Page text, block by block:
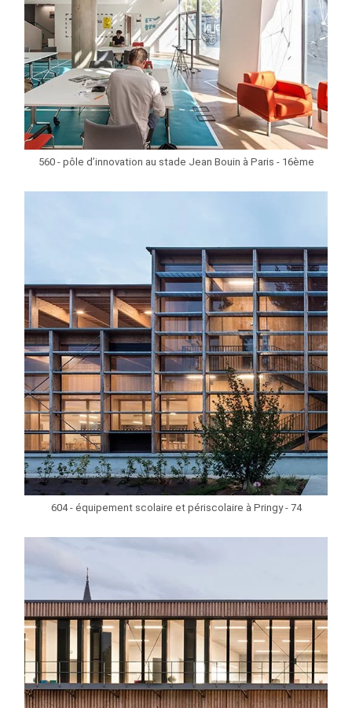
560 - pôle d’innovation au stade Jean Bouin à Paris - 16ème
604 - équipement scolaire et périscolaire à Pringy - 74